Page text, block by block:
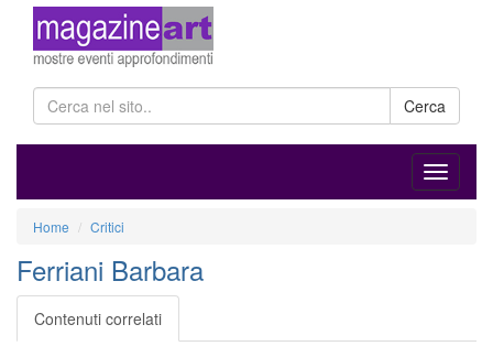
Cerca
Home Critici
Ferriani Barbara
Contenuti correlati